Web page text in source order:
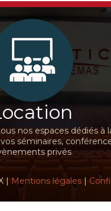
nos espaces dédiés à
séminaires,
privés
| Mentions légales|